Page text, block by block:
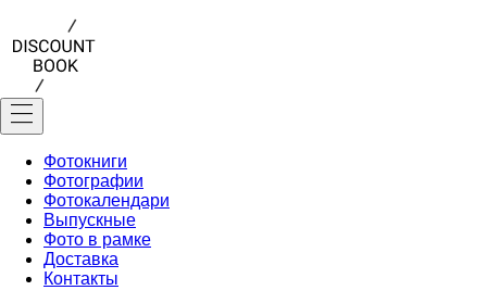
Фотокниги
Фотографии
Фотокалендари
Выпускные
Фото в рамке
Доставка
Контакты